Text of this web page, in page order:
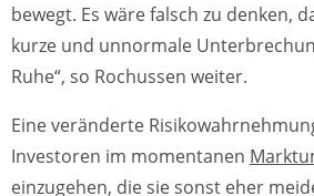
bewegt. Es wäre falsch zu denken,
kurze und unnormale
Ruhe“, so Rochussen weiter.
Eine veränderte
Investoren im momentanen
einzugehen, die sie sonst eher